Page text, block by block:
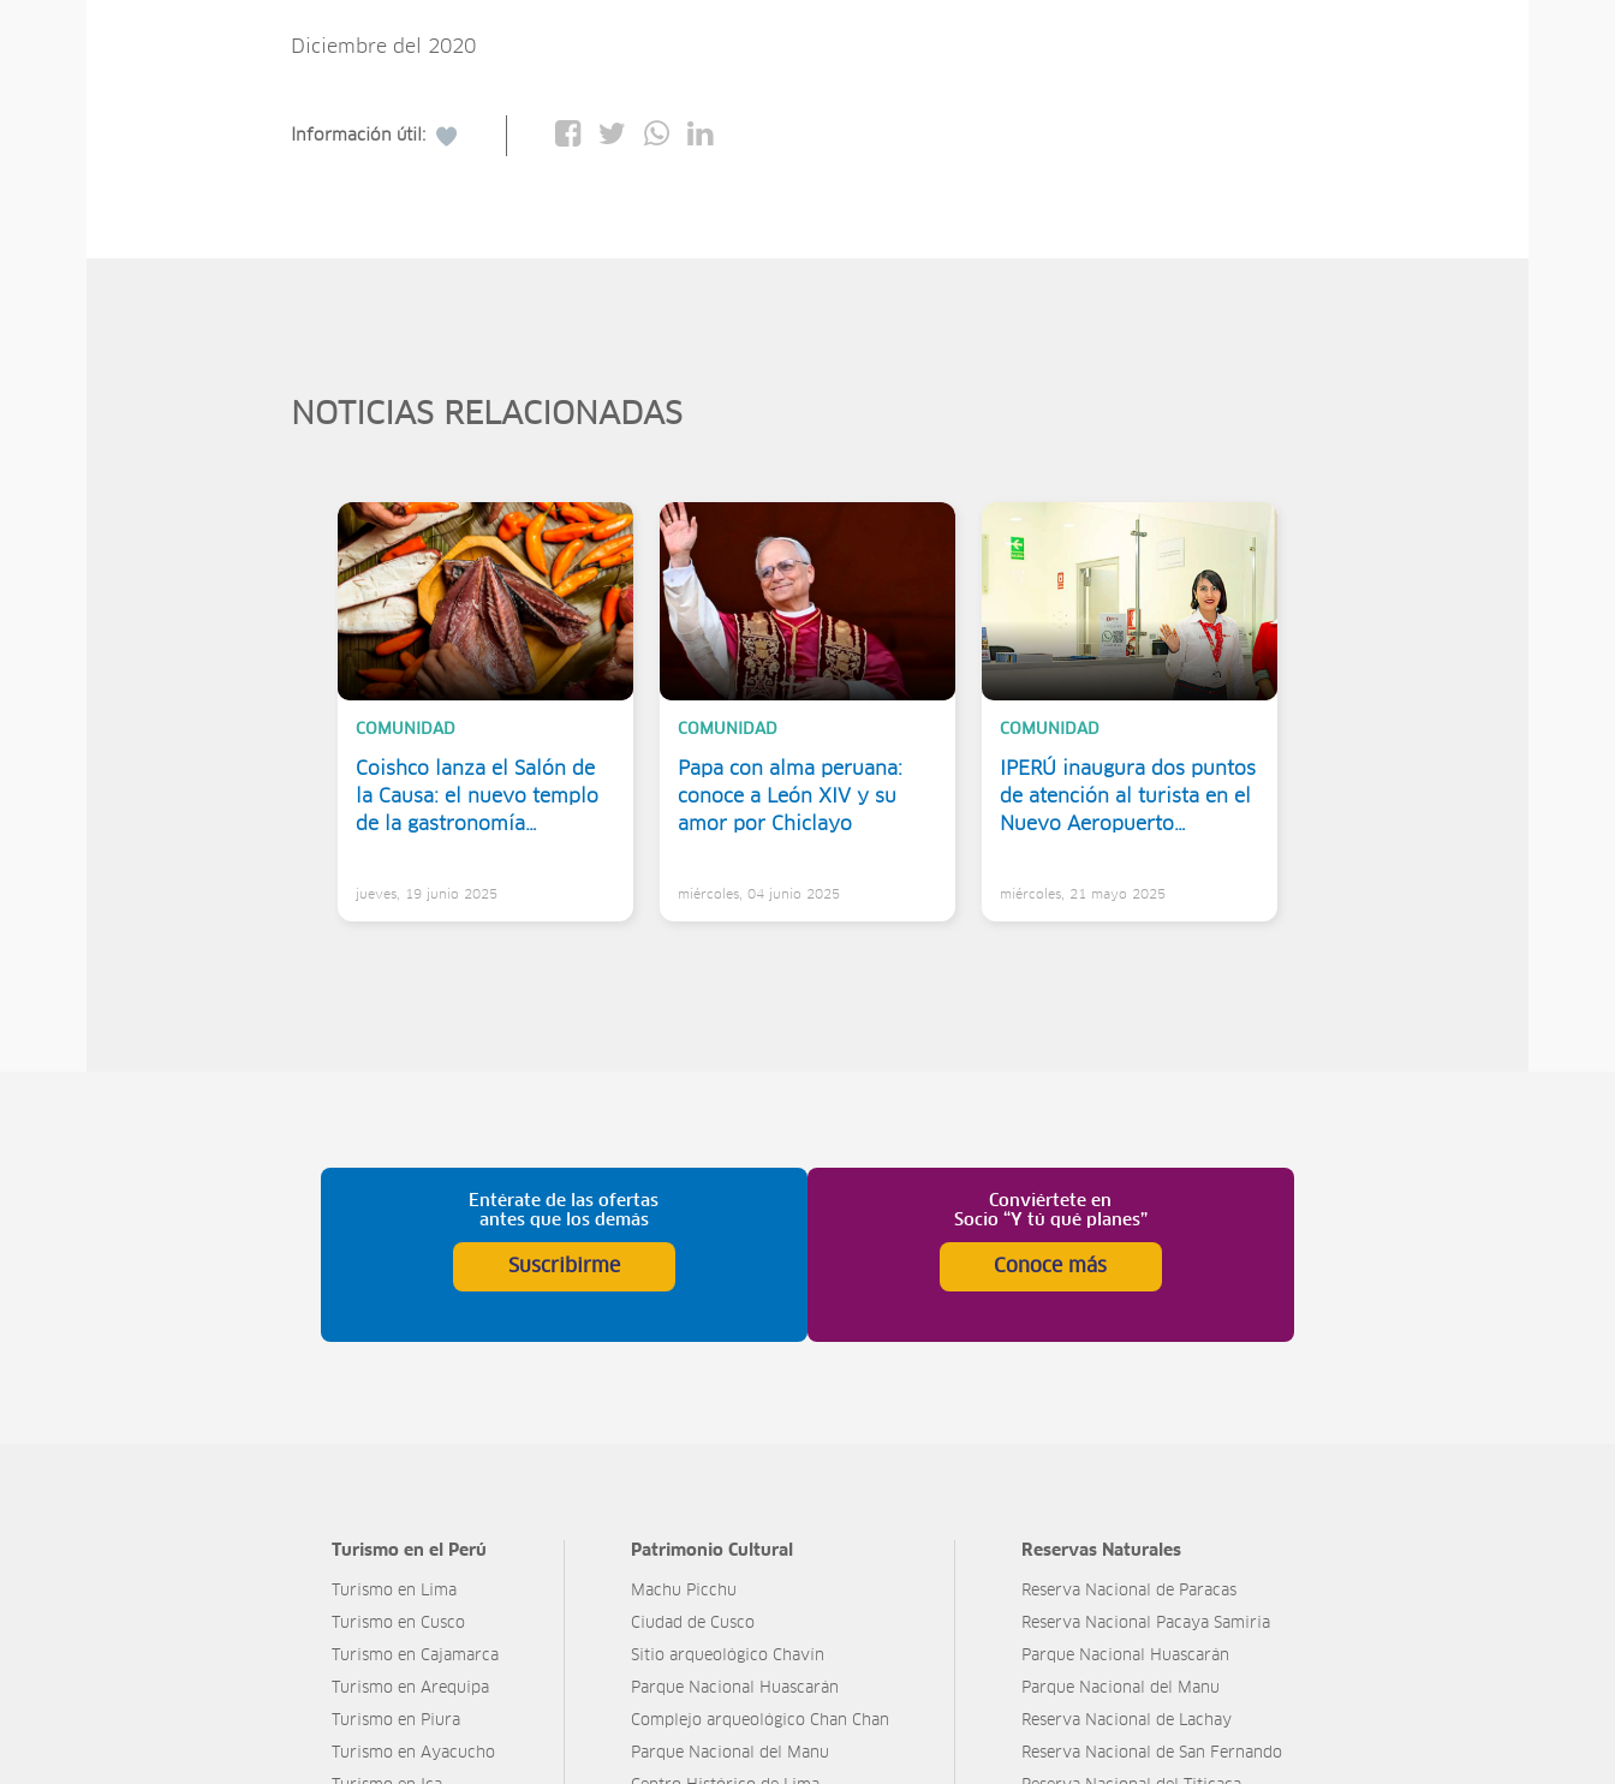
Diciembre del 2020
Información útil:
NOTICIAS RELACIONADAS
COMUNIDAD
Coishco lanza el Salón de
la Causa: el nuevo templo
de la gastronomía
jueves, 19 junio 2025
COMUNIDAD
Papa con alma peruana:
conoce a León XIV y su
amor por Chiclayo
miércoles, 04 junio 2025
COMUNIDAD
IPERÚ inaugura dos puntos
de atención al turista en el
Nuevo Aeropuerto
miércoles, 21 mayo 2025
Entérate de las ofertas
antes que los demás
Suscribirme
Conviértete en
Socio “Y tú qué planes”
Conoce más
Turismo en el Perú
Turismo en Lima
Turismo en Cusco
Turismo en Cajamarca
Turismo en Arequipa
Turismo en Piura
Turismo en Ayacucho
Patrimonio Cultural
Machu Picchu
Ciudad de Cusco
Sitio arqueológico Chavín
Parque Nacional Huascarán
Complejo arqueológico Chan Chan
Parque Nacional del Manu
Reservas Naturales
Reserva Nacional de Paracas
Reserva Nacional Pacaya Samiria
Parque Nacional Huascarán
Parque Nacional del Manu
Reserva Nacional de Lachay
Reserva Nacional de San Fernando